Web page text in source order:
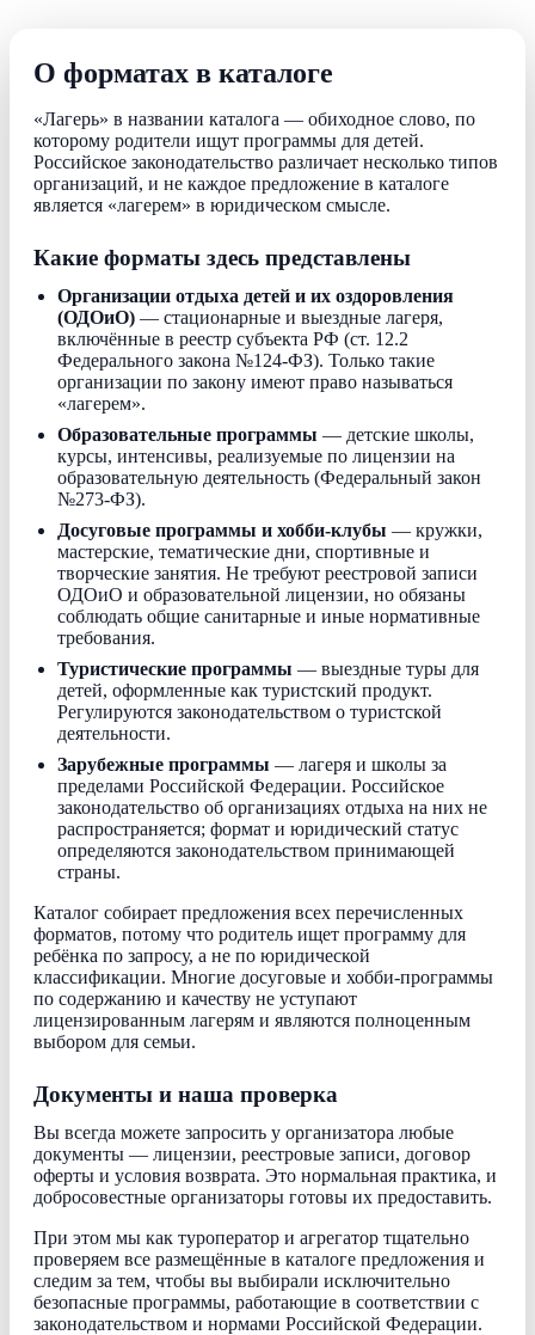
О форматах в каталоге
«Лагерь» в названии каталога — обиходное слово, по
которому родители ищут программы для детей.
Российское законодательство различает несколько типов
организаций, и не каждое предложение в каталоге
является «лагерем» в юридическом смысле.
Какие форматы здесь представлены
Организации отдыха детей и их оздоровления
(ОДОиО) — стационарные и выездные лагеря,
включённые в реестр субъекта РФ (ст. 12.2
Федерального закона №124-ФЗ). Только такие
организации по закону имеют право называться
«лагерем».
Образовательные программы — детские школы,
курсы, интенсивы, реализуемые по лицензии на
образовательную деятельность (Федеральный закон
№273-ФЗ).
Досуговые программы и хобби-клубы — кружки,
мастерские, тематические дни, спортивные и
творческие занятия. Не требуют реестровой записи
ОДОиО и образовательной лицензии, но обязаны
соблюдать общие санитарные и иные нормативные
требования.
Туристические программы — выездные туры для
детей, оформленные как туристский продукт.
Регулируются законодательством о туристской
деятельности.
Зарубежные программы — лагеря и школы за
пределами Российской Федерации. Российское
законодательство об организациях отдыха на них не
распространяется; формат и юридический статус
определяются законодательством принимающей
страны.
Каталог собирает предложения всех перечисленных
форматов, потому что родитель ищет программу для
ребёнка по запросу, а не по юридической
классификации. Многие досуговые и хобби-программы
по содержанию и качеству не уступают
лицензированным лагерям и являются полноценным
выбором для семьи.
Документы и наша проверка
Вы всегда можете запросить у организатора любые
документы — лицензии, реестровые записи, договор
оферты и условия возврата. Это нормальная практика, и
добросовестные организаторы готовы их предоставить.
При этом мы как туроператор и агрегатор тщательно
проверяем все размещённые в каталоге предложения и
следим за тем, чтобы вы выбирали исключительно
безопасные программы, работающие в соответствии с
законодательством и нормами Российской Федерации.